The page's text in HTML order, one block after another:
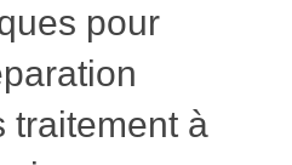
pour
traitement à